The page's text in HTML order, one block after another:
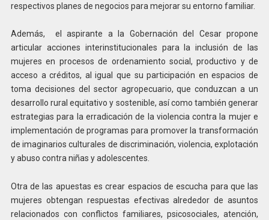
respectivos planes de negocios para mejorar su entorno familiar.
Además, el aspirante a la Gobernación del Cesar propone
articular acciones interinstitucionales para la inclusión de las
mujeres en procesos de ordenamiento social, productivo y de
acceso a créditos, al igual que su participación en espacios de
toma decisiones del sector agropecuario, que conduzcan a un
desarrollo rural equitativo y sostenible, así como también generar
estrategias para la erradicación de la violencia contra la mujer e
implementación de programas para promover la transformación
de imaginarios culturales de discriminación, violencia, explotación
y abuso contra niñas y adolescentes.
Otra de las apuestas es crear espacios de escucha para que las
mujeres obtengan respuestas efectivas alrededor de asuntos
relacionados con conflictos familiares, psicosociales, atención,